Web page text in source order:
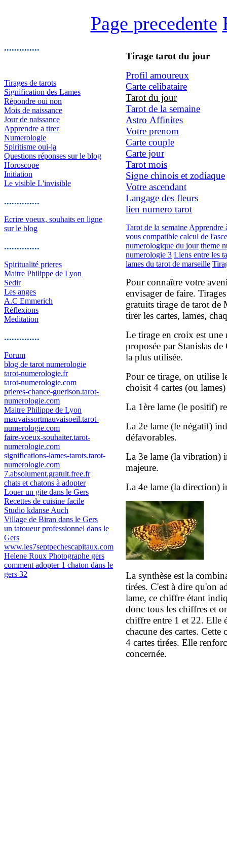
Page precedente
..............
Tirages de tarots
Signification des Lames
Répondre oui non
Mois de naissance
Jour de naissance
Apprendre a tirer
Numerologie
Spiritisme oui-ja
Questions réponses sur le blog
Horoscope
Initiation
Le visible L'invisible
..............
Ecrire voeux, souhaits en ligne
sur le blog
..............
Spiritualité prieres
Maitre Philippe de Lyon
Sedir
Les anges
A.C Emmerich
Réflexions
Meditation
..............
Forum
blog de tarot numerologie
tarot-numerologie.fr
tarot-numerologie.com
prieres-chance-guerison.tarot-
numerologie.com
Maitre Philippe de Lyon
mauvaissortmauvaisoeil.tarot-
numerologie.com
faire-voeux-souhaiter.tarot-
numerologie.com
significations-lames-tarots.tarot-
numerologie.com
7.absolument.gratuit.free.fr
chats et chatons à adopter
Louer un gite dans le Gers
Recettes de cuisine facile
Studio kdanse Auch
Village de Biran dans le Gers
un tatoueur professionnel dans le
Gers
www.les7septpechescapitaux.com
Helene Roux Photographe gers
comment adopter 1 chaton dans le
gers 32
Tirage tarot du jour
Profil amoureux
Carte celibataire
Tarot du jour
Tarot de la semaine
Astro Affinites
Votre prenom
Carte couple
Carte jour
Tarot mois
Signe chinois et zodiaque
Votre ascendant
Langage des fleurs
lien numero tarot
Tarot de la semaine Apprendre
vous compatible calcul de
numerologique du jour theme
numerologie 3 Liens entre les
lames du tarot de marseille
Pour connaître votre
envisager de faire.
gratuits tirage de tarot de
tirer les cartes, lames,
Le tirage en croix est
proposée par Stanislas
la plus utilisée.
Pour ce tirage, on utilise
choisit 4 cartes (ou
La 1ère lame (le positif)
La 2e lame (le négatif)
défavorables.
La 3e lame (la vibration)
majeure.
La 4e lame (la direction)
La synthèse est la
tirées. C'est à dire qu'on
lame, ce chiffre étant
donc tous les chiffres et
chiffre entre 1 et 22. Elle
chacune des cartes. Cette
4 cartes tirées. Elle
concernée.